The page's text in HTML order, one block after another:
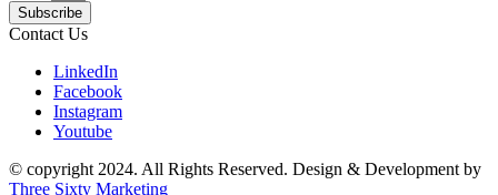
Subscribe
Contact Us
LinkedIn
Facebook
Instagram
Youtube
© copyright 2024. All Rights Reserved. Design & Development by
Three Sixty Marketing